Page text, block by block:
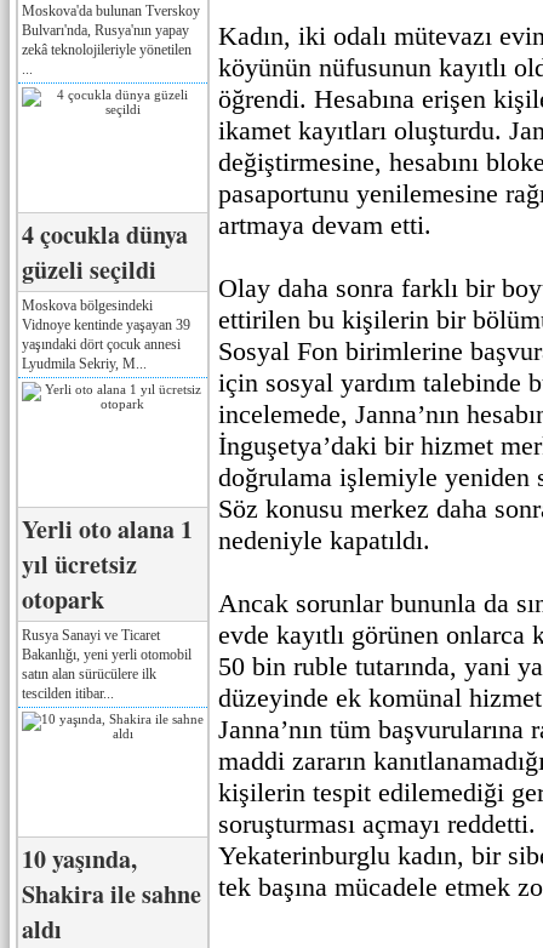
Moskova'da bulunan Tverskoy
Bulvarı'nda, Rusya'nın yapay
zekâ teknolojileriyle yönetilen
4 çocukla dünya
güzeli seçildi
Moskova bölgesindeki
Vidnoye kentinde yaşayan 39
yaşındaki dört çocuk annesi
Lyudmila Sekriy, M...
Yerli oto alana 1
yıl ücretsiz
otopark
Rusya Sanayi ve Ticaret
Bakanlığı, yeni yerli otomobil
satın alan sürücülere ilk
tescilden itibar...
10 yaşında,
Shakira ile sahne
aldı
Kadın, iki odalı mütevazı
köyünün nüfusunun kayıtlı
öğrendi. Hesabına erişen
ikamet kayıtları oluşturdu.
değiştirmesine, hesabını
pasaportunu yenilemesine
artmaya devam etti.
Olay daha sonra farklı bir
ettirilen bu kişilerin bir
Sosyal Fon birimlerine
için sosyal yardım talebinde
incelemede, Janna’nın
İnguşetya’daki bir hizmet
doğrulama işlemiyle yeniden
Söz konusu merkez daha
nedeniyle kapatıldı.
Ancak sorunlar bununla da
evde kayıtlı görünen onlarca
50 bin ruble tutarında, yani
düzeyinde ek komünal
Janna’nın tüm
maddi zararın
kişilerin tespit edilemediği
soruşturması açmayı
Yekaterinburglu kadın, bir
tek başına mücadele etmek